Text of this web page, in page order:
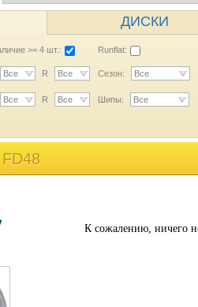
ДИСКИ
>= 4 шт.: Runflat:
Все R Все Сезон: Все
Все R Все Шипы: Все
К сожалению, ничего